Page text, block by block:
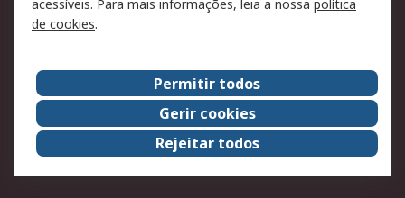
- Atualizada
Condições de venda
Sobre a RS
A RS no mundo
RS Group
Sobre a RS
Trabalhar na RS
ESG
acessíveis. Para mais informações, leia a nossa política
de cookies.
Permitir todos
Gerir cookies
Rejeitar todos